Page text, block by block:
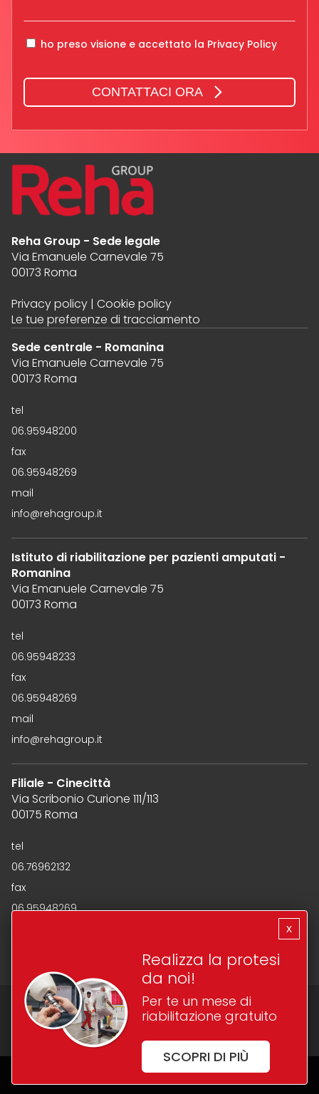
x
Realizza la protesi
da noi!
Per te un mese di
riabilitazione gratuito
SCOPRI DI PIÙ
ho preso visione e accettato la Privacy Policy
CONTATTACI ORA
Reha Group - Sede legale
Via Emanuele Carnevale 75
00173 Roma
Privacy policy | Cookie policy
Le tue preferenze di tracciamento
Sede centrale - Romanina
Via Emanuele Carnevale 75
00173 Roma
tel
06.95948200
fax
06.95948269
mail
info@rehagroup.it
Istituto di riabilitazione per pazienti amputati -
Romanina
Via Emanuele Carnevale 75
00173 Roma
tel
06.95948233
fax
06.95948269
mail
info@rehagroup.it
Filiale - Cinecittà
Via Scribonio Curione 111/113
00175 Roma
tel
06.76962132
fax
06.95948269
Copyright 2026 | Reha Group S.r.l - P.IVA 09170591003
made with
Questo sito è protetto da reCAPTCHA. Sono applicate la
Privacy Policy